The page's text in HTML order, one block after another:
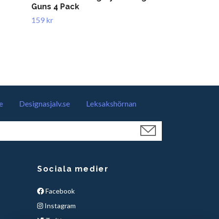
Guns 4 Pack
159 kr
Designasjalv.se Leksakshörnan
Sociala medier
Facebook
Instagram